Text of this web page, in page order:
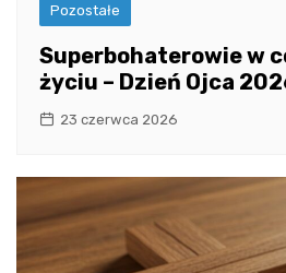
Pozostałe
Superbohaterowie w
życiu – Dzień Ojca
23 czerwca 2026